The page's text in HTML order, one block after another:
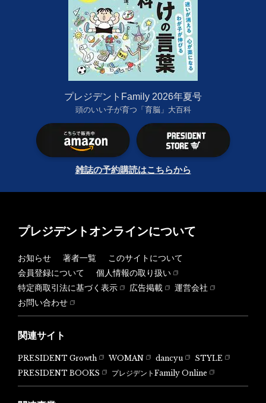
プレジデントFamily 2026年夏号
頭のいい子が育つ「育脳」大百科
雑誌の予約購読はこちらから
プレジデントオンラインについて
お知らせ 著者一覧
このサイトについて
会員登録について
個人情報の取り扱い
特定商取引法に基づく表示
広告掲載
運営会社
お問い合わせ
関連サイト
PRESIDENT Growth WOMAN dancyu
STYLE
PRESIDENT BOOKS
プレジデントFamily Online